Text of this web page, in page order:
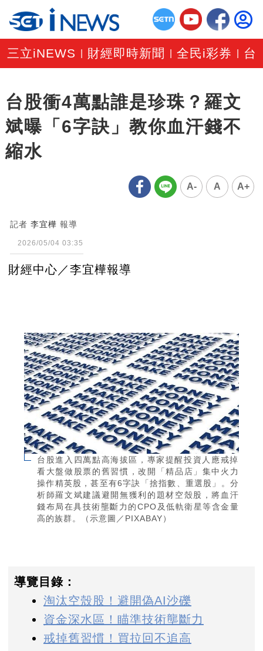
三立iNEWS 財經即時新聞 |全民i彩券 台
台股衝4萬點誰是珍珠？羅文
斌曝「6字訣」教你血汗錢不
縮水
A- A A+
記者 李宜樺 報導
2026/05/04 03:35
財經中心／李宜樺報導
台股進入四萬點高海拔區，專家提醒投資人應戒掉
看大盤做股票的舊習慣，改開「精品店」集中火力
操作精英股，甚至有6字訣「捨指數、重選股」。分
析師羅文斌建議避開無獲利的題材空殼股，將血汗
錢布局在具技術壟斷力的CPO及低軌衛星等含金量
高的族群。（示意圖／PIXABAY）
導覽目錄：
淘汰空殼股！避開偽AI沙礫
資金深水區！瞄準技術壟斷力
戒掉舊習慣！買拉回不追高